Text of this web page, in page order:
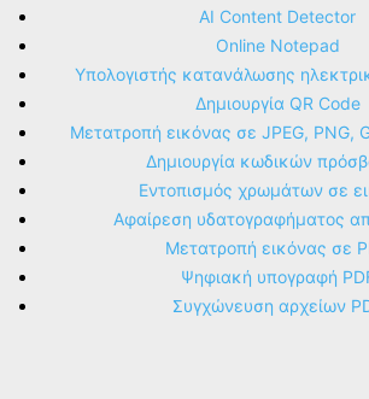
AI Content Detector
Online Notepad
Υπολογιστής κατανάλωσης
Δημιουργία QR Code
Μετατροπή εικόνας σε JPEG, PNG,
Δημιουργία κωδικών
Εντοπισμός χρωμάτων σε
Αφαίρεση υδατογραφήματος
Μετατροπή εικόνας σε
Ψηφιακή υπογραφή
Συγχώνευση αρχείων